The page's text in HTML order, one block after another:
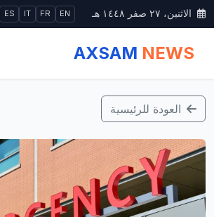
الاثنين، ٢٧ صفر ١٤٤٨ هـ EN
FR
IT
ES
AXSAM NEWS
العودة للرئيسية